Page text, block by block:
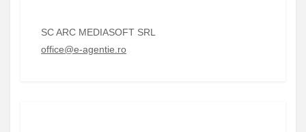
SC ARC MEDIASOFT SRL
office@e-agentie.ro